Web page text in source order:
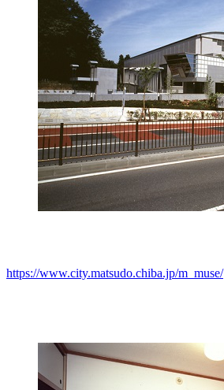
https://www.city.matsudo.chiba.jp/m_muse/